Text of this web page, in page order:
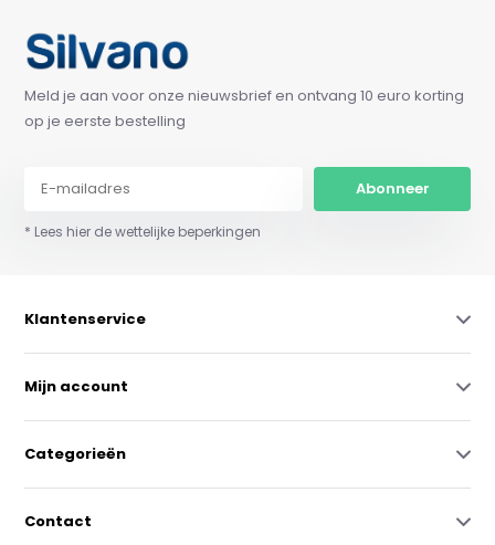
Meld je aan voor onze nieuwsbrief en ontvang 10 euro korting
op je eerste bestelling
Abonneer
* Lees hier de wettelijke beperkingen
Klantenservice
Mijn account
Categorieën
Contact